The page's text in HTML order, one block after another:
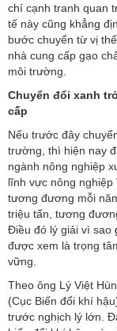
chí cạnh tranh quan
tế này cũng khẳng
bước chuyển từ vị
nhà cung cấp gạo
môi trường.
Chuyển đổi xanh
cấp
Nếu trước đây
trường, thì hiện nay
ngành nông nghiệp
lĩnh vực nông nghiệp
tương đương mỗi
triệu tấn, tương
Điều đó lý giải vì sao
được xem là trọng
vững.
Theo ông Lý Việt
(Cục Biến đổi khí
trước nghịch lý lớn.